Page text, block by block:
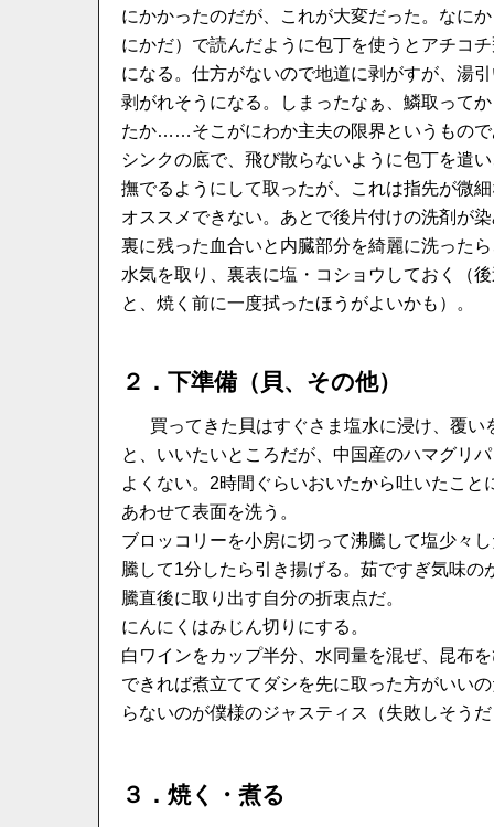
にかかったのだが、これが大変だった。なに
にかだ）で読んだように包丁を使うとアチコ
になる。仕方がないので地道に剥がすが、湯
剥がれそうになる。しまったなぁ、鱗取って
たか……そこがにわか主夫の限界というもの
シンクの底で、飛び散らないように包丁を遣
撫でるようにして取ったが、これは指先が微
オススメできない。あとで後片付けの洗剤が
裏に残った血合いと内臓部分を綺麗に洗った
水気を取り、裏表に塩・コショウしておく（
と、焼く前に一度拭ったほうがよいかも）。
２．下準備（貝、その他）
買ってきた貝はすぐさま塩水に浸け、覆い
と、いいたいところだが、中国産のハマグリ
よくない。2時間ぐらいおいたから吐いたこと
あわせて表面を洗う。
ブロッコリーを小房に切って沸騰して塩少々
騰して1分したら引き揚げる。茹ですぎ気味の
騰直後に取り出す自分の折衷点だ。
にんにくはみじん切りにする。
白ワインをカップ半分、水同量を混ぜ、昆布
できれば煮立ててダシを先に取った方がいい
らないのが僕様のジャスティス（失敗しそう
３．焼く・煮る